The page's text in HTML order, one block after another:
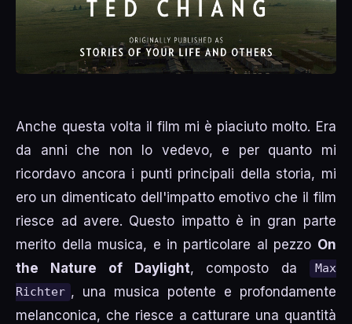
Anche questa volta il film mi è piaciuto molto. Era
da anni che non lo vedevo, e per quanto mi
ricordavo ancora i punti principali della storia, mi
ero un dimenticato dell'impatto emotivo che il film
riesce ad avere. Questo impatto è in gran parte
merito della musica, e in particolare al pezzo On
the Nature of Daylight, composto da
Max
Richter , una musica potente e profondamente
melanconica, che riesce a catturare una quantità